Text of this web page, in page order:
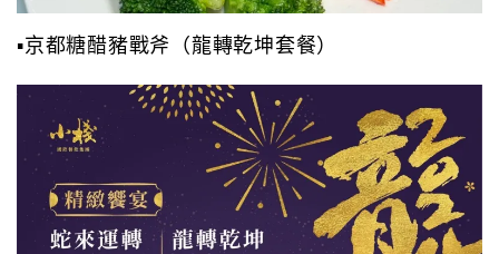
▪️京都糖醋豬戰斧（龍轉乾坤套餐）